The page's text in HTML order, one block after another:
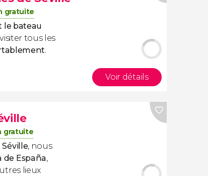
gratuite
le bateau
tous les
.
Voir détails
gratuite
, nous
de España,
lieux